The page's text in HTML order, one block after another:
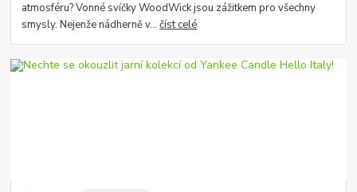
atmosféru? Vonné svíčky WoodWick jsou zážitkem pro všechny
smysly. Nejenže nádherně v...číst celé